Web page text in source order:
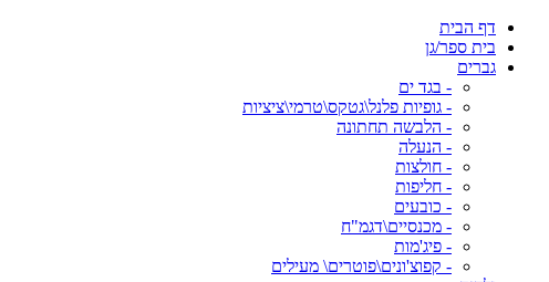
דף הבית
בית ספר/גן
גברים
- בגד ים
- גופיות פלנל\גטקס\טרמי\ציציות
- הלבשה תחתונה
- הנעלה
- חולצות
- חליפות
- כובעים
- מכנסיים\דגמ"ח
- פיג'מות
- קפוצ'ונים\פוטרים\ מעילים